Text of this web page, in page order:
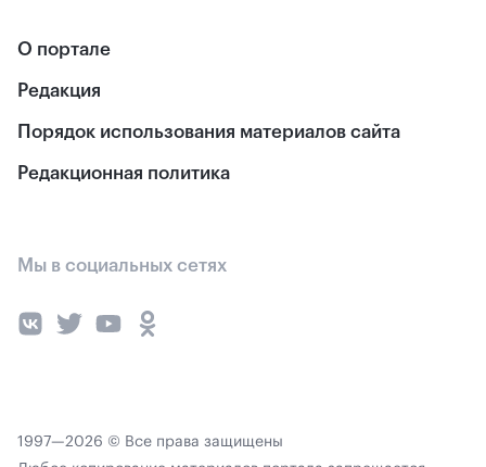
О портале
Редакция
Порядок использования материалов сайта
Редакционная политика
Мы в социальных сетях
1997—2026 © Все права защищены